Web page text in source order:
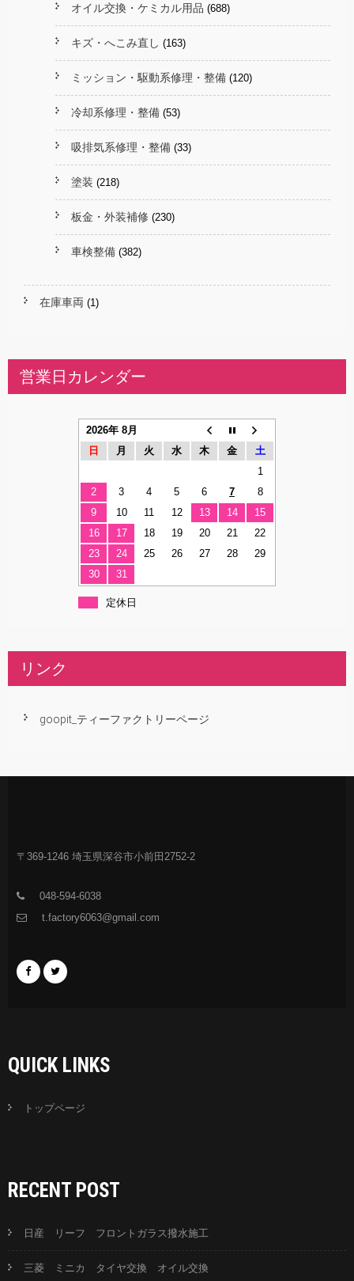
オイル交換・ケミカル用品 (688)
キズ・へこみ直し (163)
ミッション・駆動系修理・整備 (120)
冷却系修理・整備 (53)
吸排気系修理・整備 (33)
塗装 (218)
板金・外装補修 (230)
車検整備 (382)
在庫車両 (1)
営業日カレンダー
2026年 8月
日
月 火 水 木 金
土
1
2
3 4 5 6 7
8
9
10 11 12 13 14
15
16
17 18 19 20 21
22
23
24 25 26 27 28
29
30
31
定休日
リンク
goopit_ティーファクトリーページ
〒369-1246 埼玉県深谷市小前田2752-2
048-594-6038
t.factory6063@gmail.com
QUICK LINKS
トップページ
RECENT POST
日産 リーフ フロントガラス撥水施工
三菱 ミニカ タイヤ交換 オイル交換